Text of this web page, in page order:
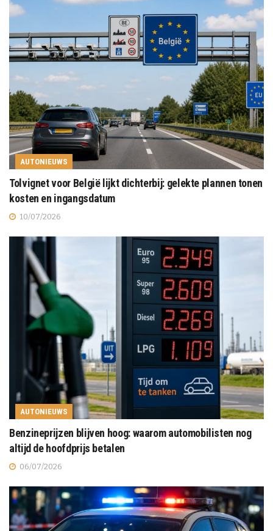
AUTONIEUWS
Tolvignet voor België lijkt dichterbij: gelekte plannen tonen
kosten en ingangsdatum
10/07/2026
AUTONIEUWS
Benzineprijzen blijven hoog: waarom automobilisten nog
altijd de hoofdprijs betalen
06/07/2026